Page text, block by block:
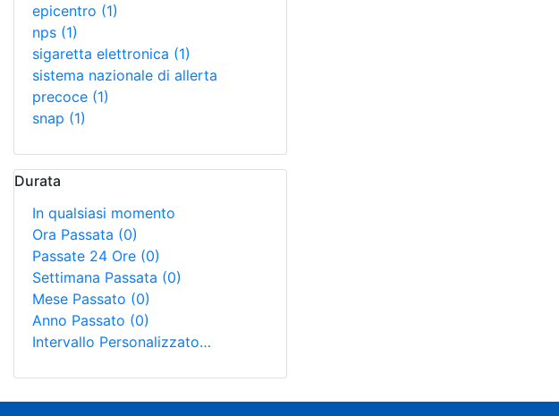
epicentro (1)
nps (1)
sigaretta elettronica (1)
sistema nazionale di allerta
precoce (1)
snap (1)
Durata
In qualsiasi momento
Ora Passata (0)
Passate 24 Ore (0)
Settimana Passata (0)
Mese Passato (0)
Anno Passato (0)
Intervallo Personalizzato…